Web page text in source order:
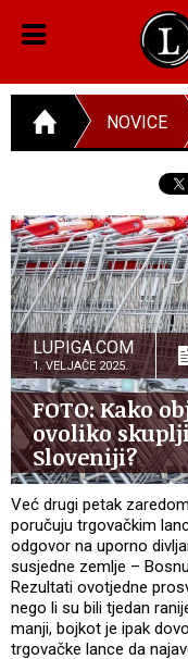
NOVICE
LUPIGA.COM
1. VELJAČE 2025.
FOTO: Kako
ovoliko
Sloveniji?
Već drugi petak
poručuju trgovačkim
odgovor na uporno
susjedne zemlje –
Rezultati ovotjedne
nego li su bili tjedan
manji, bojkot je ipak
trgovačke lance da